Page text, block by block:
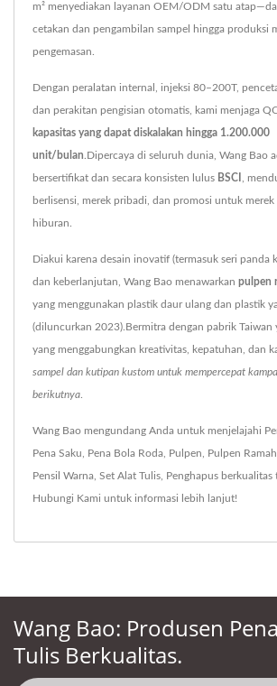
m² menyediakan layanan OEM/ODM satu
cetakan dan pengambilan sampel hingga produksi
pengemasan.
Dengan peralatan internal, injeksi 80–200T,
dan perakitan pengisian otomatis, kami menjaga
kapasitas yang dapat diskalakan hingga 1.200.000
unit/bulan .Dipercaya di seluruh dunia, Wang Bao
bersertifikat dan secara konsisten lulus BSCI ,
berlisensi, merek pribadi, dan promosi untuk
hiburan.
Diakui karena desain inovatif (termasuk seri panda
dan keberlanjutan, Wang Bao menawarkan pulpen
yang menggunakan plastik daur ulang dan plastik
(diluncurkan 2023).Bermitra dengan pabrik Taiwan
yang menggabungkan kreativitas, kepatuhan, dan
sampel dan kutipan kustom untuk mempercepat
berikutnya
Wang Bao mengundang Anda untuk menjelajahi
Pena Saku Pena Bola Roda Pulpen Pulpen
Pensil Warna Set Alat Tulis Penghapus berkualitas
Hubungi Kami untuk informasi lebih lanjut!
Wang Bao: Produsen
Tulis Berkualitas.